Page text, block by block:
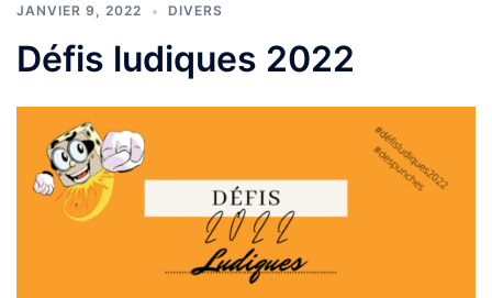
JANVIER 9, 2022 DIVERS
Défis ludiques 2022